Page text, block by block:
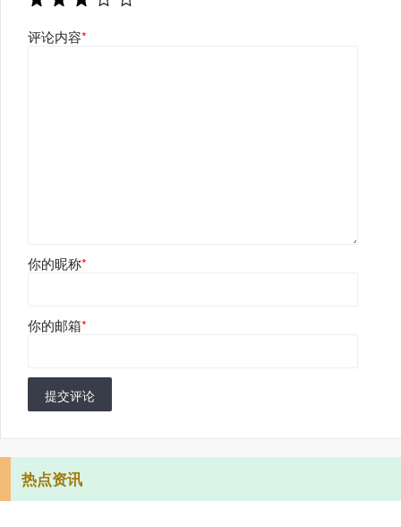
评论内容*
你的昵称*
你的邮箱*
提交评论
热点资讯